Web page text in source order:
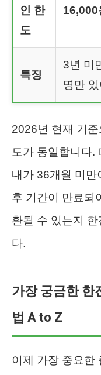
인 한
도
16,000
특징
3년 미
명만
2026년 현재 기
도가 동일합니다.
내가 36개월 미만
후 기간이 만료되
환될 수 있는지
다.
가장 궁금한 한
법 A to Z
이제 가장 중요한